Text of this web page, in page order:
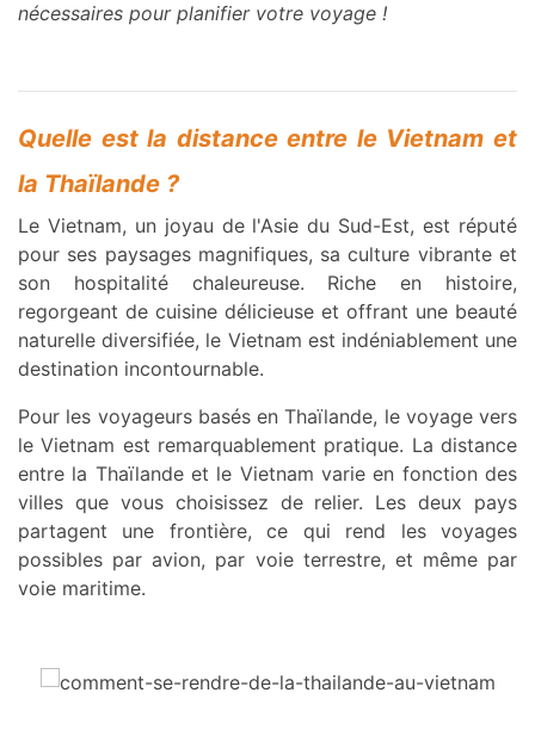
nécessaires pour planifier votre voyage !
Quelle est la distance entre le Vietnam et
la Thaïlande ?
Le Vietnam, un joyau de l'Asie du Sud-Est, est réputé
pour ses paysages magnifiques, sa culture vibrante et
son hospitalité chaleureuse. Riche en histoire,
regorgeant de cuisine délicieuse et offrant une beauté
naturelle diversifiée, le Vietnam est indéniablement une
destination incontournable.
Pour les voyageurs basés en Thaïlande, le voyage vers
le Vietnam est remarquablement pratique. La distance
entre la Thaïlande et le Vietnam varie en fonction des
villes que vous choisissez de relier. Les deux pays
partagent une frontière, ce qui rend les voyages
possibles par avion, par voie terrestre, et même par
voie maritime.